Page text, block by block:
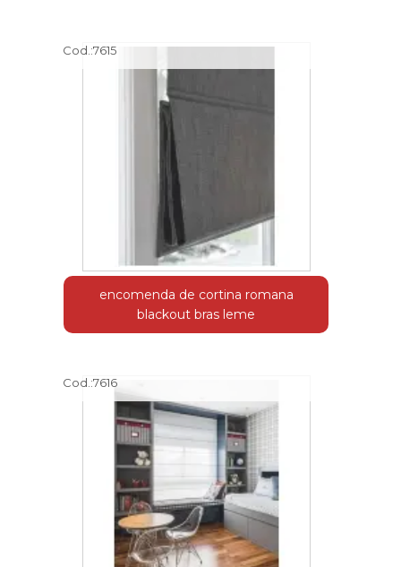
Cod.:7615
encomenda de cortina romana
blackout bras leme
Cod.:7616